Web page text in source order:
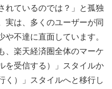
れているのでは？」と孤独
実は、多くのユーザーが同
不達に直面しています。
、楽天経済圏全体のマーケ
を受信する）」スタイルか
く）」スタイルへと移行し